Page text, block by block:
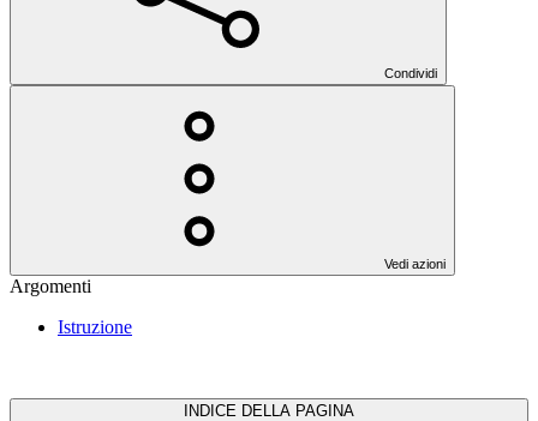
Condividi
Vedi azioni
Argomenti
Istruzione
INDICE DELLA PAGINA